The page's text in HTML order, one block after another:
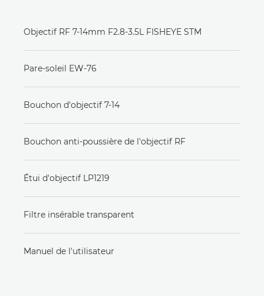
Objectif RF 7-14mm F2.8-3.5L FISHEYE STM
Pare-soleil EW-76
Bouchon d'objectif 7-14
Bouchon anti-poussière de l'objectif RF
Étui d'objectif LP1219
Filtre insérable transparent
Manuel de l'utilisateur